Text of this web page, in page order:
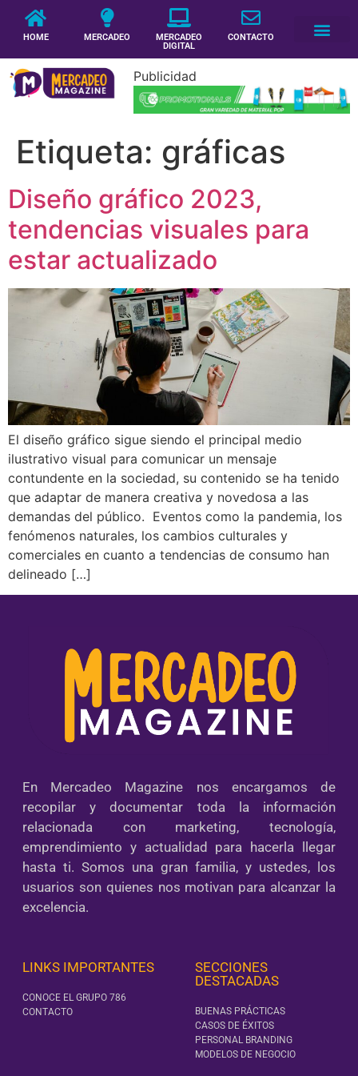
HOME MERCADEO
MERCADEO
DIGITAL
CONTACTO
Publicidad
Etiqueta: gráficas
Diseño gráfico 2023,
tendencias visuales para
estar actualizado
El diseño gráfico sigue siendo el principal medio
ilustrativo visual para comunicar un mensaje
contundente en la sociedad, su contenido se ha tenido
que adaptar de manera creativa y novedosa a las
demandas del público. Eventos como la pandemia, los
fenómenos naturales, los cambios culturales y
comerciales en cuanto a tendencias de consumo han
delineado […]
En Mercadeo Magazine nos encargamos de
recopilar y documentar toda la información
relacionada con marketing, tecnología,
emprendimiento y actualidad para hacerla llegar
hasta ti. Somos una gran familia, y ustedes, los
usuarios son quienes nos motivan para alcanzar la
excelencia.
LINKS IMPORTANTES
CONOCE EL GRUPO 786
CONTACTO
SECCIONES
DESTACADAS
BUENAS PRÁCTICAS
CASOS DE ÉXITOS
PERSONAL BRANDING
MODELOS DE NEGOCIO